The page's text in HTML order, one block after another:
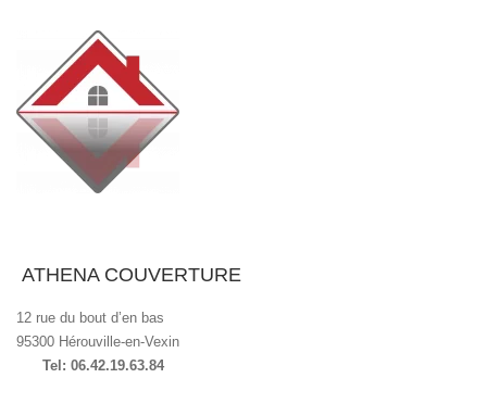
ATHENA COUVERTURE
12 rue du bout d’en bas
95300 Hérouville-en-Vexin
Tel: 06.42.19.63.84